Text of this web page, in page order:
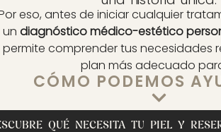
eso, antes de iniciar cualquier
un diagnóstico médico-estético
permite comprender tus necesidades
plan más adecuado
CÓMO PODEMOS
QUÉ NECESITA TU PIEL Y